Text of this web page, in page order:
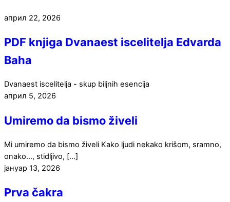
април 22, 2026
PDF knjiga Dvanaest iscelitelja Edvarda
Baha
Dvanaest iscelitelja - skup biljnih esencija
април 5, 2026
Umiremo da bismo živeli
Mi umiremo da bismo živeli Kako ljudi nekako krišom, sramno,
onako…, stidljivo, […]
јануар 13, 2026
Prva čakra